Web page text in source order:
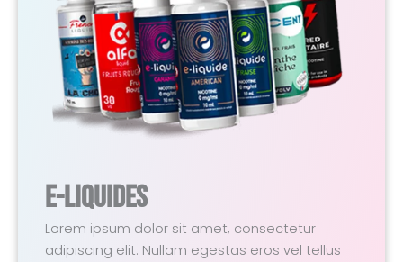
E-Liquides
Lorem ipsum dolor sit amet, consectetur
adipiscing elit. Nullam egestas eros vel tellus